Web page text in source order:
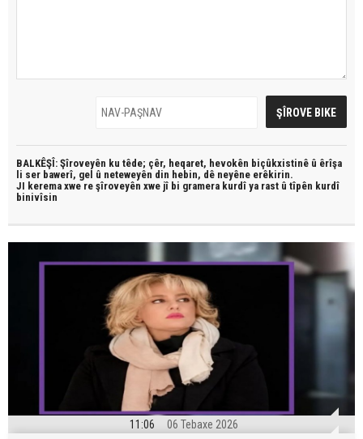
BALKÊŞÎ: Şîroveyên ku têde; çêr, heqaret, hevokên biçûkxistinê û êrîşa
li ser bawerî, gel û neteweyên din hebin, dê neyêne erêkirin.
JI kerema xwe re şîroveyên xwe jî bi gramera kurdî ya rast û tîpên kurdî
binivîsin
11:06 06 Tebaxe 2026